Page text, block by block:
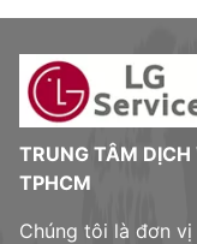
TRUNG TÂM
TPHCM
Chúng tôi là đơn